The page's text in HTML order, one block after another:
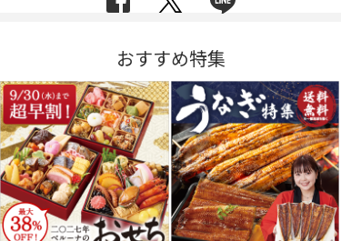
おすすめ特集